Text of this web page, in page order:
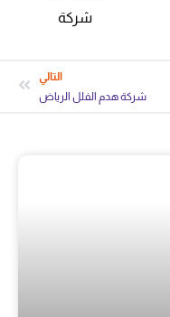
شركة
التالي
شركة هدم الفلل الرياض